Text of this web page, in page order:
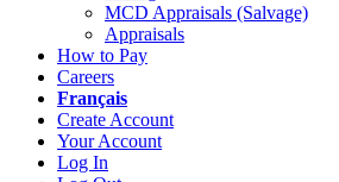
MCD Appraisals (Salvage)
Appraisals
How to Pay
Careers
Français
Create Account
Your Account
Log In